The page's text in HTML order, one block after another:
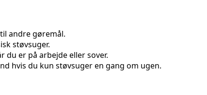
andre gøremål.
støvsuger.
er på arbejde eller sover.
hvis du kun støvsuger en gang om ugen.